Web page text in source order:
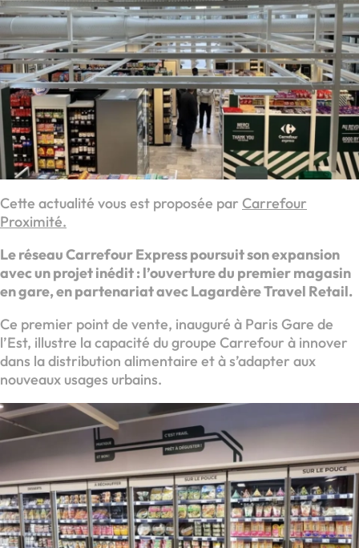
Cette actualité vous est proposée par Carrefour
Proximité.
Le réseau Carrefour Express poursuit son expansion
avec un projet inédit : l’ouverture du premier magasin
en gare, en partenariat avec Lagardère Travel Retail.
Ce premier point de vente, inauguré à Paris Gare de
l’Est, illustre la capacité du groupe Carrefour à innover
dans la distribution alimentaire et à s’adapter aux
nouveaux usages urbains.